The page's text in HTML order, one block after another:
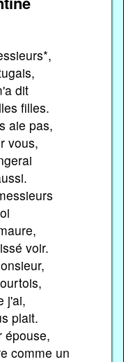
dit
filles.
aie pas,
vous,
voir.
j'ai,
plait.
épouse,
comme un